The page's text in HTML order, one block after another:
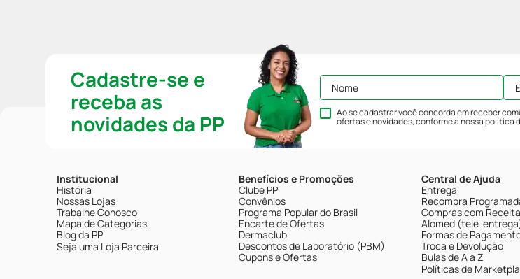
Cadastre-se e
receba as
novidades da PP
Ao se cadastrar você concorda em receber
ofertas e novidades, conforme a nossapolítica
Institucional
História
Nossas Lojas
Trabalhe Conosco
Mapa de Categorias
Blog da PP
Seja uma Loja Parceira
Benefícios e Promoções
Clube PP
Convênios
Programa Popular do Brasil
Encarte de Ofertas
Dermaclub
Descontos de Laboratório (PBM)
Cupons e Ofertas
Central de Ajuda
Entrega
Recompra
Compras com Receita
Alomed (tele-
Formas de
Troca e Devolução
Bulas de A a Z
Políticas de